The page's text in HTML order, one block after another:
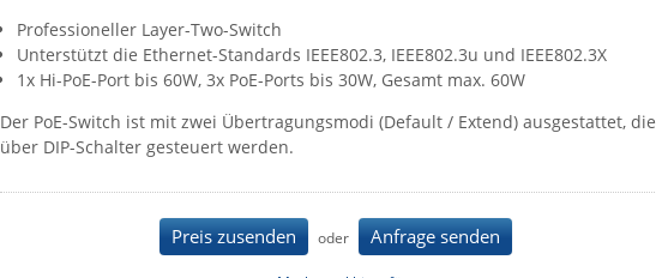
Professioneller Layer-Two-Switch
Unterstützt die Ethernet-Standards IEEE802.3, IEEE802.3u und IEEE802.3X
1x Hi-PoE-Port bis 60W, 3x PoE-Ports bis 30W, Gesamt max. 60W
Der PoE-Switch ist mit zwei Übertragungsmodi (Default / Extend) ausgestattet, die
über DIP-Schalter gesteuert werden.
Preis zusenden oder Anfrage senden